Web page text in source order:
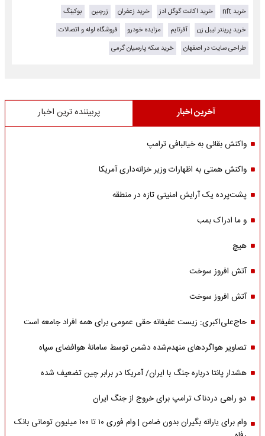
خرید nft
خرید اکانت گوگل ادز خرید زعفران زرچین
بوکینگ
خرید پرینتر لیبل زن
آفرتایم مزایده خودرو
فروشگاه لوله و اتصالات
طراحی سایت در اصفهان
خرید سکه پارسیان گرمی
آخرین اخبار پربیننده ترین اخبار
واکنش بقائی به خیالبافی ترامپ
واکنش همتی به اظهارات وزیر خزانه‌داری آمریکا
پشت‌پرده یک آرایش امنیتی تازه در منطقه
و ما ادراک بمب
هیچ
آتش افروز سوخت
آتش افروز سوخت
حاج‌علی‌اکبری: زیست عفیفانه حقی عمومی برای همه افراد جامعه است
تصاویر هواگردهای منهدم‌شده دشمن توسط سامانۀ هوافضای سپاه
هشدار پانتا درباره جنگ با ایران/ آمریکا در برابر چین تضعیف شده
دو راهی دردناک ترامپ برای خروج از جنگ ایران
وام برای یارانه بگیران بدون ضامن | وام فوری ۱۰ تا ۱۰۰ میلیون تومانی بانک